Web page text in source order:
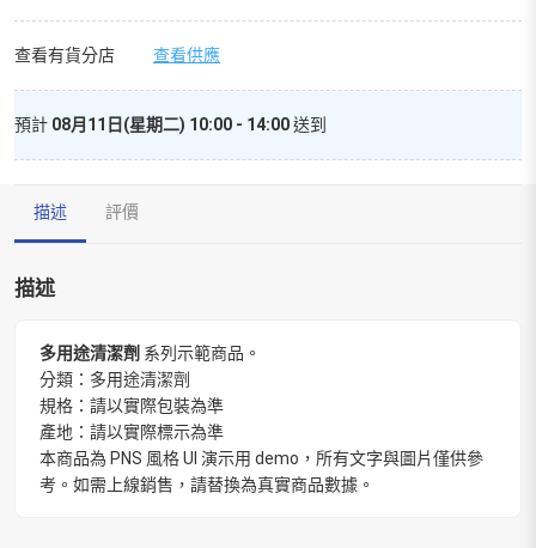
裝）
數
量
查看有貨分店 查看供應
預計 08月11日(星期二) 10:00 - 14:00送到
描述 評價
描述
多用途清潔劑 系列示範商品。
分類：多用途清潔劑
規格：請以實際包裝為準
產地：請以實際標示為準
本商品為 PNS 風格 UI 演示用 demo，所有文字與圖片僅供參
考。如需上線銷售，請替換為真實商品數據。